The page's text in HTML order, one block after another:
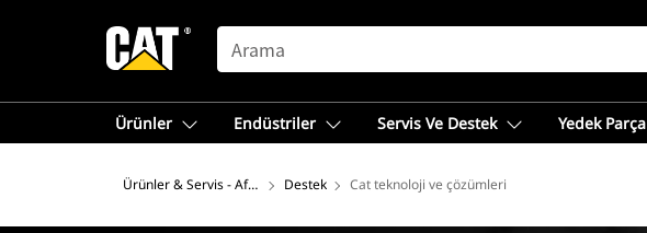
SEARCH
Ürünler Endüstriler Servis Ve Destek Yedek Parça
Ürünler & Servis - Afrika, Orta Doğu
Destek Cat teknoloji ve çözümleri